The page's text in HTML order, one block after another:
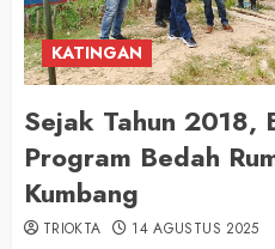
KATINGAN
Sejak Tahun 2018,
Program Bedah
Kumbang
TRIOKTA 14 AGUSTUS 2025